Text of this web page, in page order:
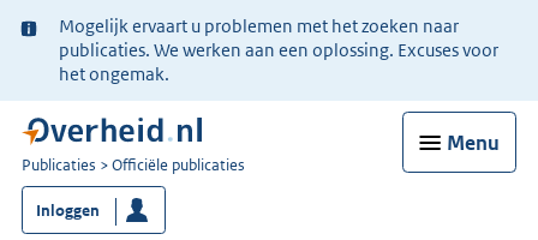
Ter
informatie:
Mogelijk ervaart u problemen met het zoeken naar
publicaties. We werken aan een oplossing. Excuses voor
het ongemak.
Menu
U
bent
nu
Publicaties Officiële publicaties
Inloggen